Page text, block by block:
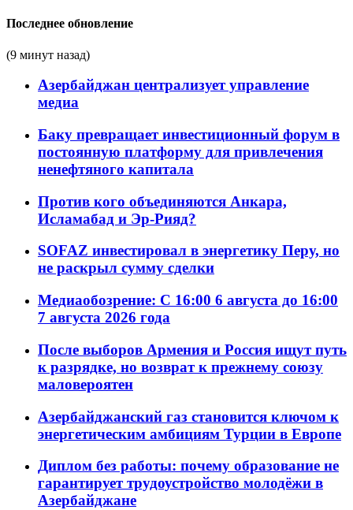
Последнее обновление
(9 минут назад)
Азербайджан централизует управление
медиа
Баку превращает инвестиционный форум в
постоянную платформу для привлечения
ненефтяного капитала
Против кого объединяются Анкара,
Исламабад и Эр-Рияд?
SOFAZ инвестировал в энергетику Перу, но
не раскрыл сумму сделки
Медиаобозрение: С 16:00 6 августа до 16:00
7 августа 2026 года
После выборов Армения и Россия ищут путь
к разрядке, но возврат к прежнему союзу
маловероятен
Азербайджанский газ становится ключом к
энергетическим амбициям Турции в Европе
Диплом без работы: почему образование не
гарантирует трудоустройство молодёжи в
Азербайджане